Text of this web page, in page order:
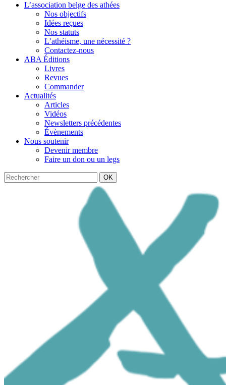
L’association belge des athées
Nos objectifs
Idées reçues
Nos statuts
L’athéisme, une nécessité ?
Contactez-nous
ABA Éditions
Livres
Revues
Commander
Actualités
Articles
Vidéos
Newsletters précédentes
Évènements
Nous soutenir
Devenir membre
Faire un don ou un legs
OK